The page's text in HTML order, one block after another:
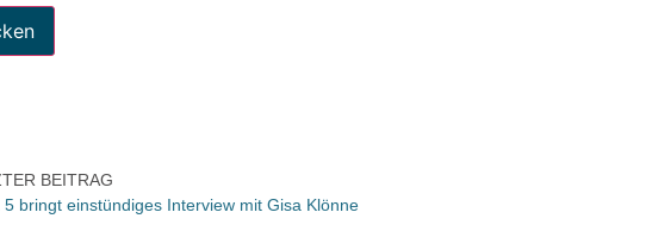
BEITRAG
5 bringt einstündiges Interview mit Gisa Klönne